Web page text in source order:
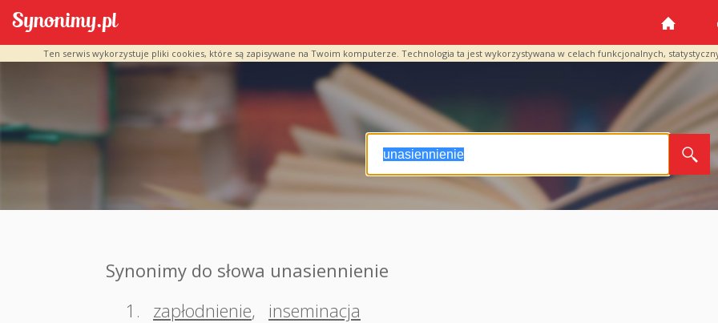
Ten serwis wykorzystuje pliki cookies, które są zapisywane na Twoim komputerze. Technologia ta jest wykorzystywana w celach funkcjonalnych,
Synonimy do słowa unasiennienie
1.
zapłodnienie, inseminacja